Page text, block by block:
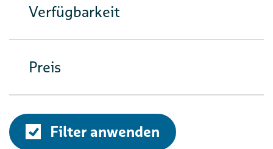
Verfügbarkeit
Preis
Filter anwenden